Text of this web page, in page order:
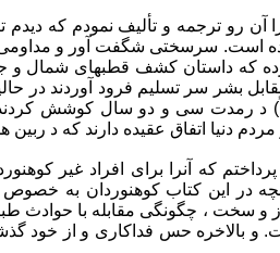
رو ترجمه و تألیف نمودم که دیدم
است. سرسختی شگفت آور و مداومی
که داستان کشف قطبهای شمال و
بشر سر تسلیم فرود آوردند در
د رمدت سی و دو سال کوشش کردند و
مردم دنیا اتفاق عقیده دارند که د
که آنرا برای افراد غیر
در این کتاب کوهنوردان به خصوص
و سخت ، چگونگی مقابله با حوادث
و بالاخره حس فداکاری و از خود